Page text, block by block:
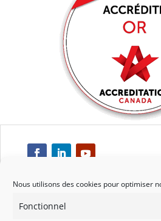
Nous utilisons des cookies pour optimiser
Fonctionnel
Respect